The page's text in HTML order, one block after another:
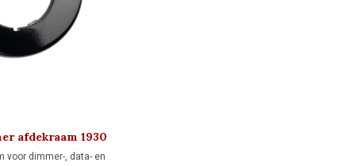
afdekraam 1930
voor dimmer-, data- en